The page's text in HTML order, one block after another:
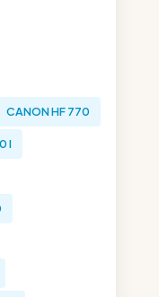
CANON HF 770
I